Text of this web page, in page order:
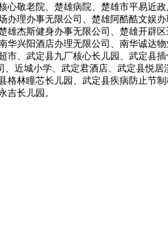
敬老院、楚雄病院、楚雄市平易近
理办事无限公司、楚雄阿酷酷文娱
杰斯健身办事无限公司、楚雄开辟
兴阳酒店办理无限公司、南华诚达
、武定县九厂核心长儿园、武定县
近城小学、武定君酒店、武定县悦
林瞳芯长儿园、武定县疾病防止节
吉长儿园。